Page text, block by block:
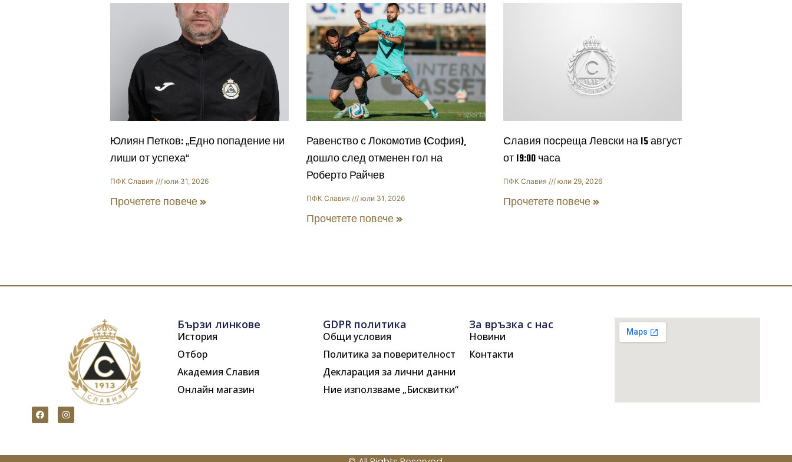
Юлиян Петков: „Едно попадение ни
лиши от успеха“
ПФК Славия юли 31, 2026
Прочетете повече »
Равенство с Локомотив (София),
дошло след отменен гол на
Роберто Райчев
ПФК Славия юли 31, 2026
Прочетете повече »
Славия посреща Левски на 15 август
от 19:00 часа
ПФК Славия юли 29, 2026
Прочетете повече »
F
a
c
I
n
s
Бързи линкове
История
Отбор
Академия Славия
Онлайн магазин
GDPR политика
Общи условия
Политика за поверителност
Декларация за лични данни
Ние използваме „Бисквитки“
За връзка с нас
Новини
Контакти